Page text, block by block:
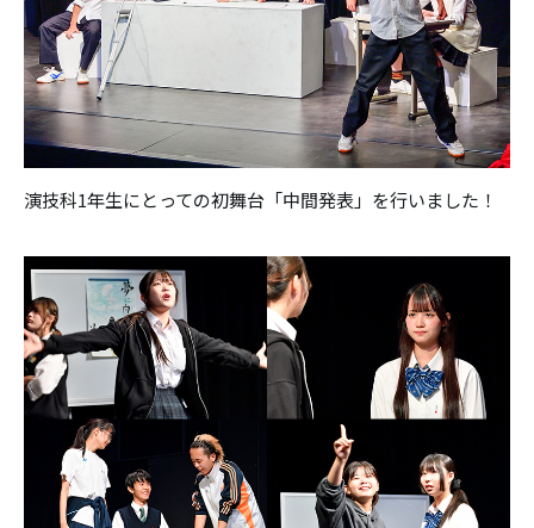
演技科1年生にとっての初舞台「中間発表」を行いました！